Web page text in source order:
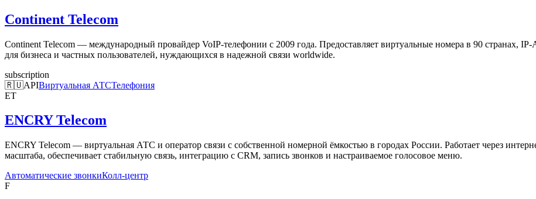
Continent Telecom
Continent Telecom — международный провайдер VoIP-телефонии с 2009 года. Предоставляет виртуальные номера в 90 странах,
для бизнеса и частных пользователей, нуждающихся в надежной связи worldwide.
subscription
🇷🇺APIВиртуальная АТСТелефония
ET
ENCRY Telecom
ENCRY Telecom — виртуальная АТС и оператор связи с собственной номерной ёмкостью в городах России. Работает через
масштаба, обеспечивает стабильную связь, интеграцию с CRM, запись звонков и настраиваемое голосовое меню.
Автоматические звонкиКолл-центр
F